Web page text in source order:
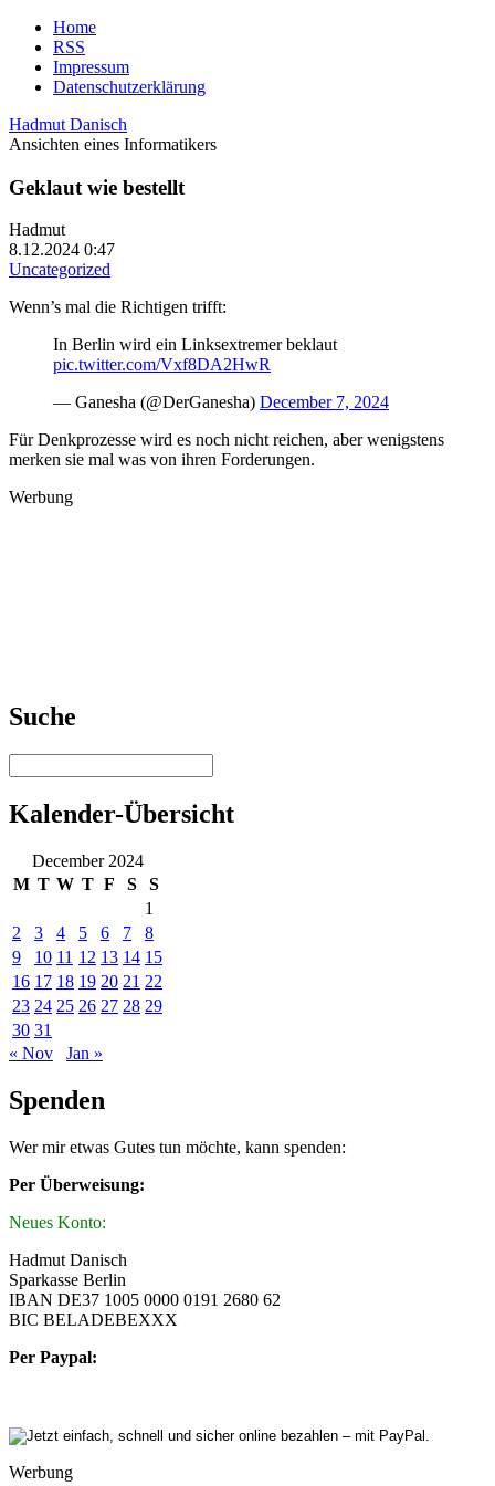
Home
RSS
Impressum
Datenschutzerklärung
Hadmut Danisch
Ansichten eines Informatikers
Geklaut wie bestellt
Hadmut
8.12.2024 0:47
Uncategorized
Wenn’s mal die Richtigen trifft:
In Berlin wird ein Linksextremer beklaut
pic.twitter.com/Vxf8DA2HwR
— Ganesha (@DerGanesha) December 7, 2024
Für Denkprozesse wird es noch nicht reichen, aber wenigstens
merken sie mal was von ihren Forderungen.
Werbung
Suche
Kalender-Übersicht
December 2024
M T W T F S
S
1
2
3 4 5 6 7
8
9
10 11 12 13 14 15
16 17 18 19 20 21 22
23 24 25 26 27 28 29
30 31
« Nov
Jan »
Spenden
Wer mir etwas Gutes tun möchte, kann spenden:
Per Überweisung:
Neues Konto:
Hadmut Danisch
Sparkasse Berlin
IBAN DE37 1005 0000 0191 2680 62
BIC BELADEBEXXX
Per Paypal:
Werbung